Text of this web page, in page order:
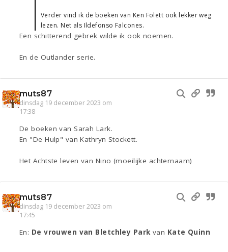
Verder vind ik de boeken van Ken Folett ook lekker weg
lezen. Net als Ildefonso Falcones.
Een schitterend gebrek wilde ik ook noemen.
En de Outlander serie.
muts87
dinsdag 19 december 2023 om
17:38
De boeken van Sarah Lark.
En "De Hulp" van Kathryn Stockett.
Het Achtste leven van Nino (moeilijke achternaam)
muts87
dinsdag 19 december 2023 om
17:45
En: De vrouwen van Bletchley Park van Kate Quinn